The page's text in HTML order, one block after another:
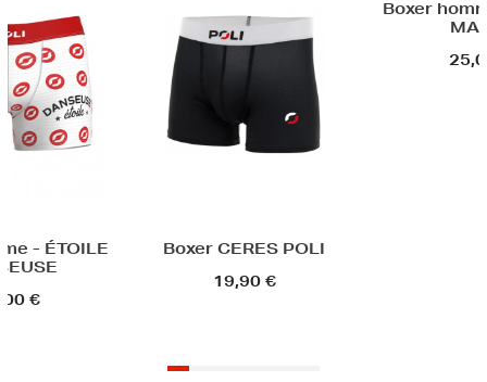
Boxer CERES POLI
Boxer homme - PEDAL
25,00 €